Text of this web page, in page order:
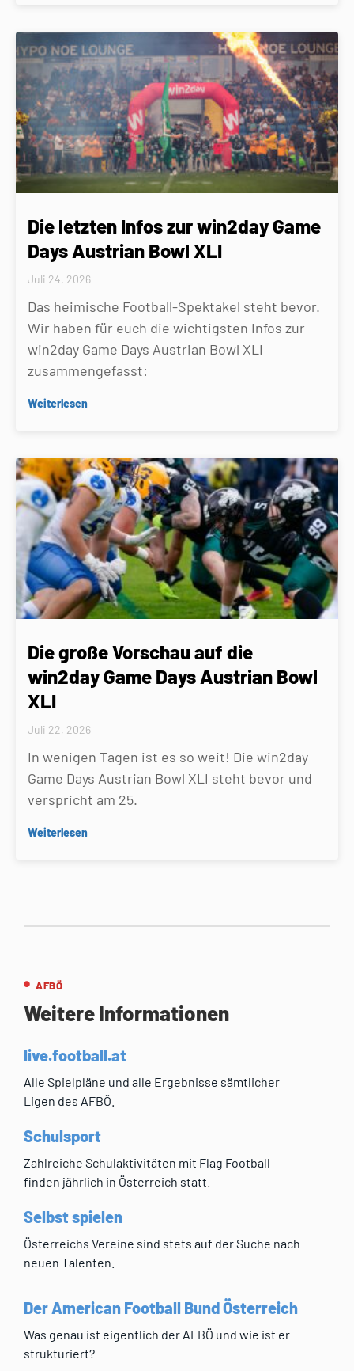
Die letzten Infos zur win2day Game
Days Austrian Bowl XLI
Juli 24, 2026
Das heimische Football-Spektakel steht bevor.
Wir haben für euch die wichtigsten Infos zur
win2day Game Days Austrian Bowl XLI
zusammengefasst:
Weiterlesen
Die große Vorschau auf die
win2day Game Days Austrian Bowl
XLI
Juli 22, 2026
In wenigen Tagen ist es so weit! Die win2day
Game Days Austrian Bowl XLI steht bevor und
verspricht am 25.
Weiterlesen
AFBÖ
Weitere Informationen
live.football.at
Alle Spielpläne und alle Ergebnisse sämtlicher
Ligen des AFBÖ.
Schulsport
Zahlreiche Schulaktivitäten mit Flag Football
finden jährlich in Österreich statt.
Selbst spielen
Österreichs Vereine sind stets auf der Suche nach
neuen Talenten.
Der American Football Bund Österreich
Was genau ist eigentlich der AFBÖ und wie ist er
strukturiert?